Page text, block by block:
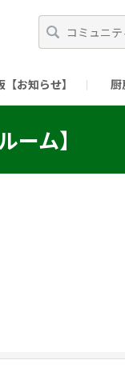
【お知らせ】 厨
（リンク）ピ
ーム】